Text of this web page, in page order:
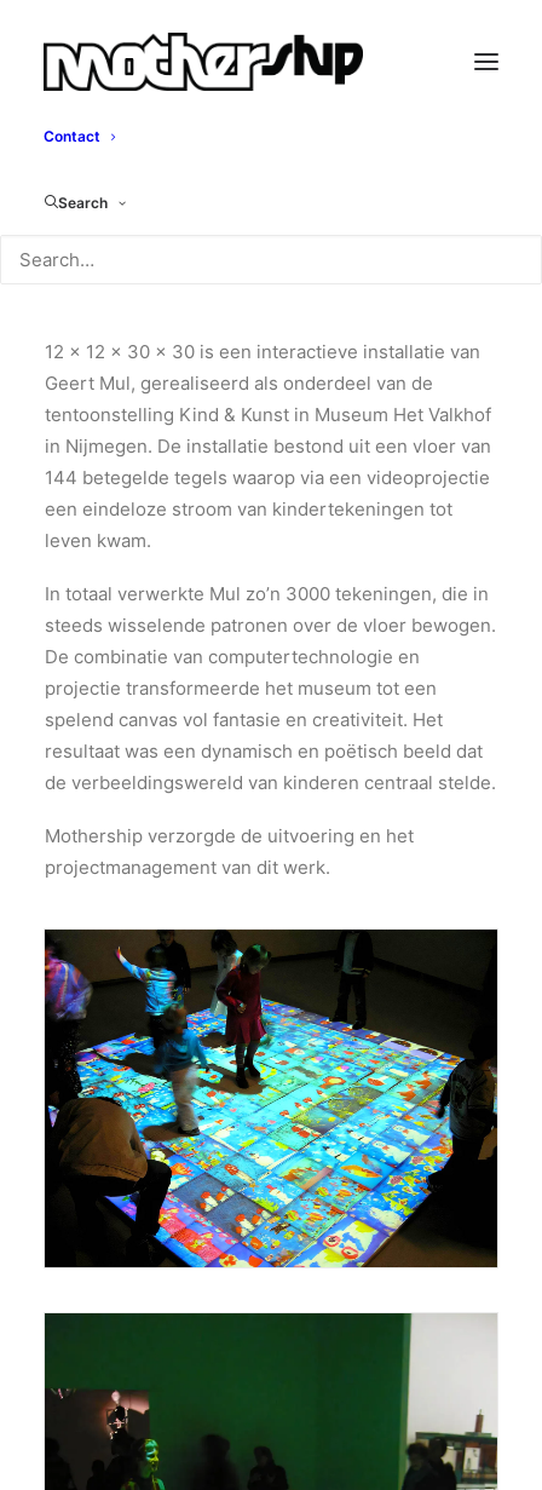
Contact
Search
12 x 12 x 30 x 30
Geert Mul, 2005
12 x 12 x 30 x 30 is een interactieve installatie van
Geert Mul, gerealiseerd als onderdeel van de
tentoonstelling Kind & Kunst in Museum Het Valkhof
in Nijmegen. De installatie bestond uit een vloer van
144 betegelde tegels waarop via een videoprojectie
een eindeloze stroom van kindertekeningen tot
leven kwam.
In totaal verwerkte Mul zo’n 3000 tekeningen, die in
steeds wisselende patronen over de vloer bewogen.
De combinatie van computertechnologie en
projectie transformeerde het museum tot een
spelend canvas vol fantasie en creativiteit. Het
resultaat was een dynamisch en poëtisch beeld dat
de verbeeldingswereld van kinderen centraal stelde.
Mothership verzorgde de uitvoering en het
projectmanagement van dit werk.